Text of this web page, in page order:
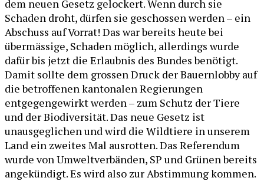
dem neuen Gesetz gelockert. Wenn durch sie
Schaden droht, dürfen sie geschossen werden – ein
Abschuss auf Vorrat! Das war bereits heute bei
übermässige, Schaden möglich, allerdings wurde
dafür bis jetzt die Erlaubnis des Bundes benötigt.
Damit sollte dem grossen Druck der Bauernlobby auf
die betroffenen kantonalen Regierungen
entgegengewirkt werden – zum Schutz der Tiere
und der Biodiversität. Das neue Gesetz ist
unausgeglichen und wird die Wildtiere in unserem
Land ein zweites Mal ausrotten. Das Referendum
wurde von Umweltverbänden, SP und Grünen bereits
angekündigt. Es wird also zur Abstimmung kommen.